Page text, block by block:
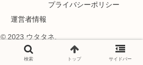
プライバシーポリシー
運営者情報
© 2023 ウタタネ.
検索 トップ サイドバー